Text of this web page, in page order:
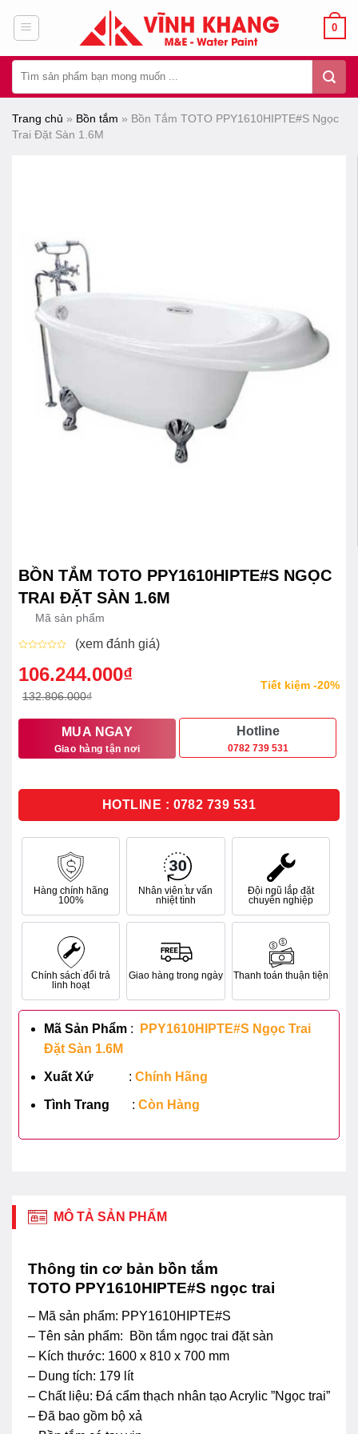
dung
0
kiếm:
Trang chủ » Bồn tắm » Bồn Tắm TOTO PPY1610HIPTE#S Ngọc
Trai Đặt Sàn 1.6M
BỒN TẮM TOTO PPY1610HIPTE#S NGỌC
TRAI ĐẶT SÀN 1.6M
Mã sản phẩm
xếp
hạng
5
(xem đánh giá)
132.806.000₫
Giá
gốc
132.806.000₫.
106.244.000₫
Giá
hiện
106.244.000₫.
Tiết kiệm -20%
MUA NGAY
Giao hàng tận nơi
Hotline
0782 739 531
HOTLINE : 0782 739 531
Hàng chính hãng
100%
Nhân viên tư vấn
nhiệt tình
Đội ngũ lắp đặt
chuyên nghiệp
Chính sách đổi trả
linh hoạt
Giao hàng trong ngày Thanh toán thuận tiện
Mã Sản Phẩm:
PPY1610HIPTE#S Ngọc Trai
Đặt Sàn 1.6M
Xuất Xứ : Chính Hãng
Tình Trang : Còn Hàng
MÔ TẢ SẢN PHẨM
Thông tin cơ bản bồn tắm
TOTO PPY1610HIPTE#S ngọc trai
– Mã sản phẩm: PPY1610HIPTE#S
– Tên sản phẩm: Bồn tắm ngọc trai đặt sàn
– Kích thước: 1600 x 810 x 700 mm
– Dung tích: 179 lít
– Chất liệu: Đá cẩm thạch nhân tạo Acrylic ”Ngọc trai”
– Đã bao gồm bộ xả